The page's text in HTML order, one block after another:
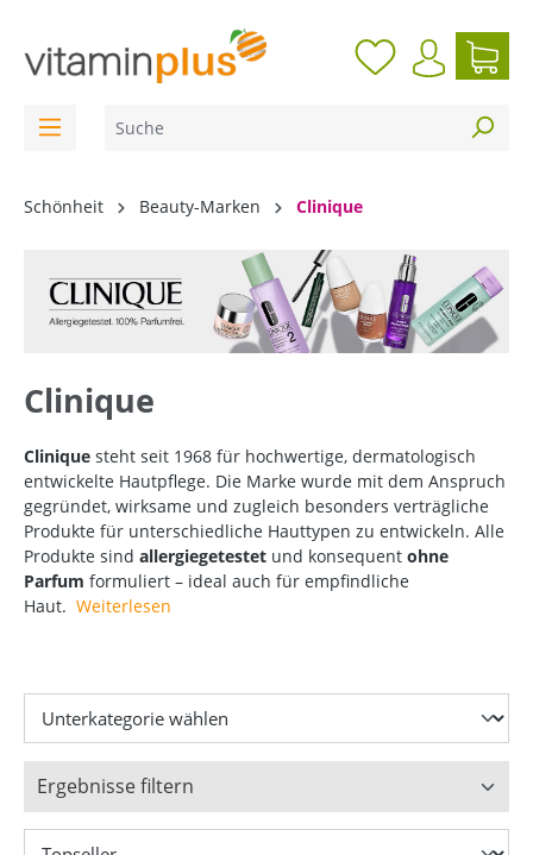
Schönheit Beauty-Marken Clinique
Clinique
Clinique steht seit 1968 für hochwertige, dermatologisch
entwickelte Hautpflege. Die Marke wurde mit dem Anspruch
gegründet, wirksame und zugleich besonders verträgliche
Produkte für unterschiedliche Hauttypen zu entwickeln. Alle
Produkte sind allergiegetestet und konsequent ohne
Parfum formuliert – ideal auch für empfindliche
Haut. Weiterlesen
Ergebnisse filtern